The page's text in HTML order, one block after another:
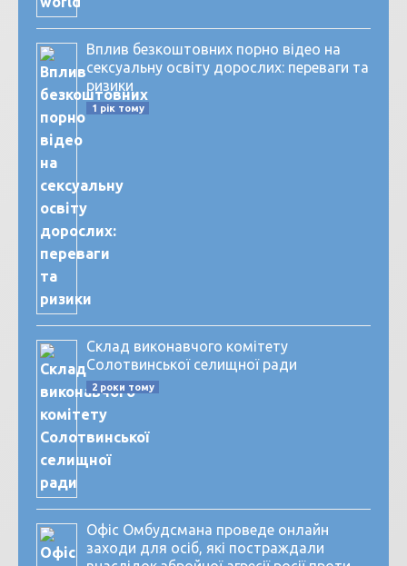
Вплив безкоштовних порно відео на
сексуальну освіту дорослих: переваги та
ризики
1 рік тому
Склад виконавчого комітету
Солотвинської селищної ради
2 роки тому
Офіс Омбудсмана проведе онлайн
заходи для осіб, які постраждали